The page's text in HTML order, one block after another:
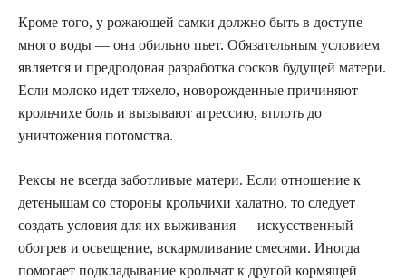
Кроме того, у рожающей самки должно быть в доступе
много воды — она обильно пьет. Обязательным условием
является и предродовая разработка сосков будущей матери.
Если молоко идет тяжело, новорожденные причиняют
крольчихе боль и вызывают агрессию, вплоть до
уничтожения потомства.
Рексы не всегда заботливые матери. Если отношение к
детенышам со стороны крольчихи халатно, то следует
создать условия для их выживания — искусственный
обогрев и освещение, вскармливание смесями. Иногда
помогает подкладывание крольчат к другой кормящей